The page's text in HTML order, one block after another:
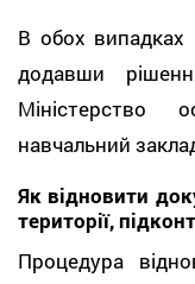
В обох
додавши
Міністерство
навчальний
Як відновити
території,
Процедура